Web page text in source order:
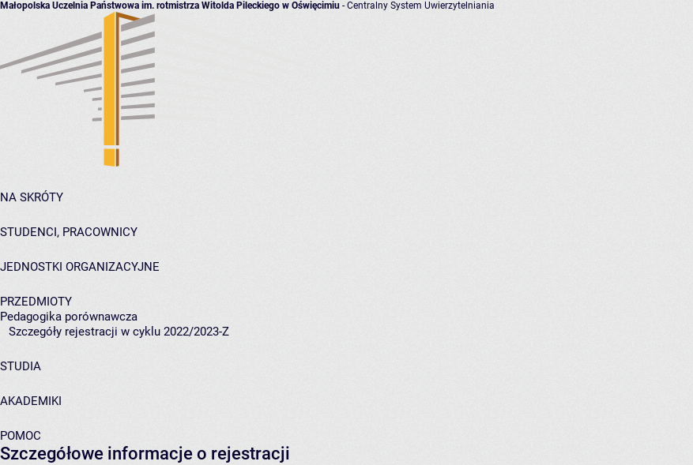
Małopolska Uczelnia Państwowa im. rotmistrza Witolda Pileckiego w Oświęcimiu - Centralny System Uwierzytelniania
NA SKRÓTY
STUDENCI, PRACOWNICY
JEDNOSTKI ORGANIZACYJNE
PRZEDMIOTY
Pedagogika porównawcza
Szczegóły rejestracji w cyklu 2022/2023-Z
STUDIA
AKADEMIKI
POMOC
Szczegółowe informacje o rejestracji